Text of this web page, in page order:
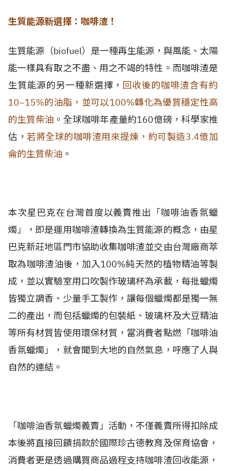
生質能源新選擇：咖啡渣！
生質能源 （biofuel） 是一種再生能源，與風能、太陽
能一樣具有取之不盡、用之不竭的特性。而咖啡渣是
生質能源的另一種新選擇， 回收後的咖啡渣含有約
10~15%的油脂，並可以100%轉化為優質穩定性高
的生質柴油 。全球咖啡年產量約160億磅，科學家推
估，若將全球的咖啡渣用來提煉，約可製造3.4億加
侖的生質柴油 。
本次星巴克在台灣首度以義賣推出「咖啡油香氛蠟
燭」，即是運用咖啡渣轉換為生質能源的概念，由星
巴克新莊地區門市協助收集咖啡渣並交由台灣廠商萃
取為咖啡渣油後，加入100%純天然的植物精油等製
成，並以實驗室用口吹製作玻璃杯為承載，每批蠟燭
皆獨立調香、少量手工製作，讓每個蠟燭都是獨一無
二的產出，而包括蠟燭的包裝紙、玻璃杯及大豆精油
等所有材質皆使用環保材質，當消費者點燃「咖啡油
香氛蠟燭」，就會聞到大地的自然氣息，呼應了人與
自然的連結。
「咖啡油香氛蠟燭義賣」活動，不僅義賣所得扣除成
本後將直接回饋捐款於國際珍古德教育及保育協會，
消費者更是透過購買商品過程支持咖啡渣回收能源，